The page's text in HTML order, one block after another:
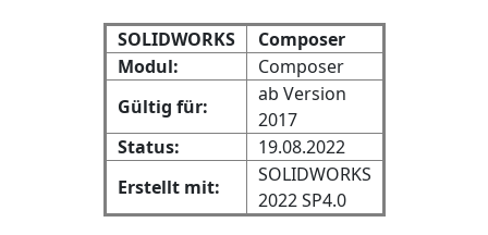
SOLIDWORKS
Composer
Modul:
Composer
Gültig für:
ab Version
2017
Status:
19.08.2022
Erstellt mit:
SOLIDWORKS
2022 SP4.0